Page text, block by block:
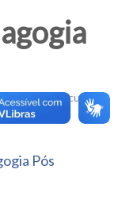
Pós recursos
Pós